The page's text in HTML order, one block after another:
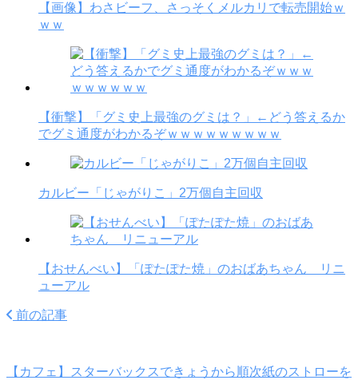
【画像】わさビーフ、さっそくメルカリで転売開始ｗ
ｗｗ
【衝撃】「グミ史上最強のグミは？」←どう答えるか
でグミ通度がわかるぞｗｗｗｗｗｗｗｗｗ
カルビー「じゃがりこ」2万個自主回収
【おせんべい】「ぽたぽた焼」のおばあちゃん リニ
ューアル
前の記事
【カフェ】スターバックスできょうから順次紙のストローを